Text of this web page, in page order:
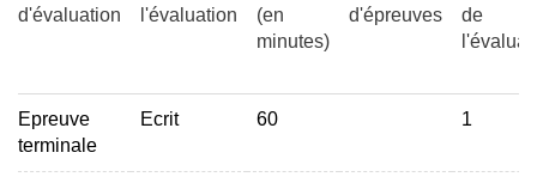
d'évaluation
l'évaluation
(en
minutes)
d'épreuves
de
Epreuve
terminale
Ecrit 60 1